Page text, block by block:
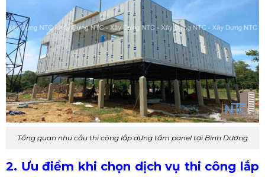
Tổng quan nhu cầu thi công lắp dựng tấm panel tại Bình Dương
2. Ưu điểm khi chọn dịch vụ thi công lắp